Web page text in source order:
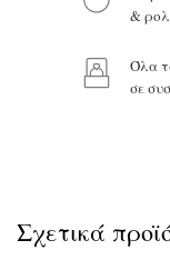
&
Όλα
σε
Σχετικά